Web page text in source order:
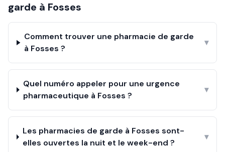
garde à Fosses
Comment trouver une pharmacie de garde
à Fosses ?
▾
Quel numéro appeler pour une urgence
pharmaceutique à Fosses ?
▾
Les pharmacies de garde à Fosses sont-
elles ouvertes la nuit et le week-end ?
▾